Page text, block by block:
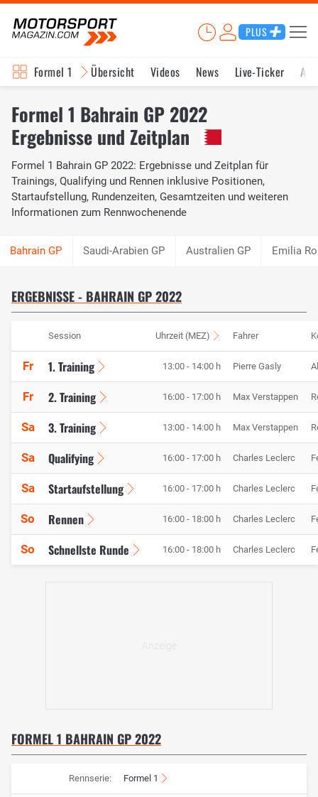
PLUS
Formel 1 Übersicht Videos News Live-Ticker
Formel 1 Bahrain GP 2022
Ergebnisse und Zeitplan
Formel 1 Bahrain GP 2022: Ergebnisse und Zeitplan für
Trainings, Qualifying und Rennen inklusive Positionen,
Startaufstellung, Rundenzeiten, Gesamtzeiten und weiteren
Informationen zum Rennwochenende
Saudi-Arabien GP Australien GP Emilia
ERGEBNISSE - BAHRAIN GP 2022
Session Uhrzeit (MEZ) Fahrer
Fr 1. Training 13:00 - 14:00 h Pierre Gasly
Fr 2. Training 16:00 - 17:00 h Max Verstappen
Sa 3. Training 13:00 - 14:00 h Max Verstappen
Sa Qualifying 16:00 - 17:00 h Charles Leclerc
Sa Startaufstellung 16:00 - 17:00 h Charles Leclerc
So Rennen 16:00 - 18:00 h Charles Leclerc
So Schnellste Runde 16:00 - 18:00 h Charles Leclerc
FORMEL 1 BAHRAIN GP 2022
Rennserie: Formel 1